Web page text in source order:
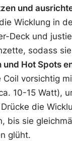
und
Wicklung in
Deck und
sodass
und Hot Spots
Coil vorsichtig
10-15 Watt),
die
bis sie
glüht.